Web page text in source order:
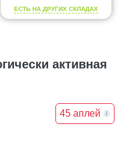
ЕСТЬ НА ДРУГИХ СКЛАДАХ
активная
45 аплей